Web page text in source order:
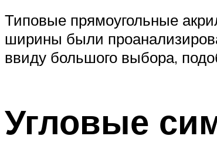
Типовые прямоугольные
ширины были
ввиду большого выбора,
Угловые